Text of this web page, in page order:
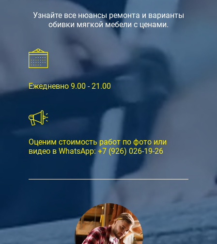
Узнайте все нюансы ремонта и варианты
обивки мягкой мебели с ценами.
Ежедневно 9.00 - 21.00
Оценим стоимость работ по фото или
видео в WhatsApp:+7 (926) 026-19-26